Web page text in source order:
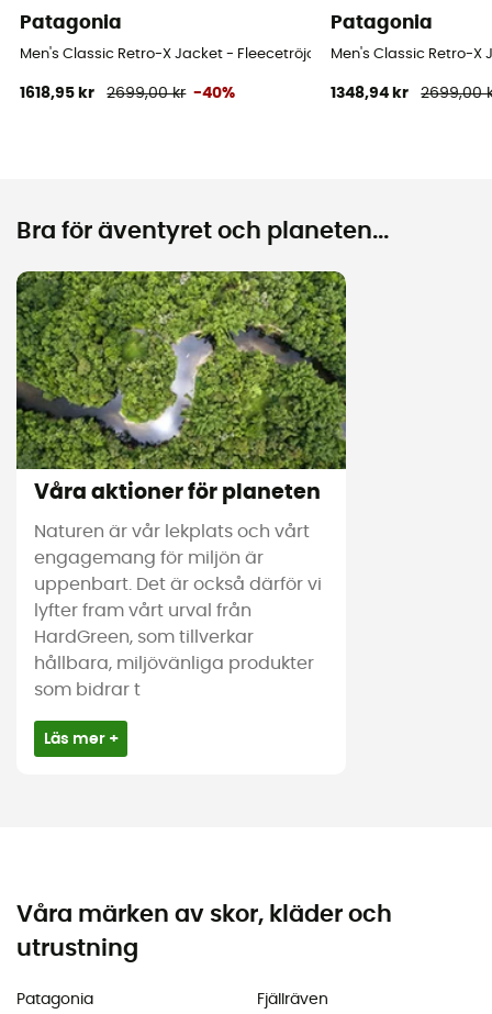
Patagonia
Men's Classic Retro-X Jacket - Fleecetröjor - Herr
1618,95 kr 2699,00 kr -40%
Patagonia
Men's Classic Retro-X
1348,94 kr 2699,00
Bra för äventyret och planeten...
Våra aktioner för planeten
Naturen är vår lekplats och vårt
engagemang för miljön är
uppenbart. Det är också därför vi
lyfter fram vårt urval från
HardGreen, som tillverkar
hållbara, miljövänliga produkter
som bidrar t
Läs mer +
Våra märken av skor, kläder och
utrustning
Patagonia
Fjällräven